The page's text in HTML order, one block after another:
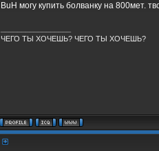
BuH могу купить болванку на 800мет.
ЧЕГО ТЫ ХОЧЕШЬ? ЧЕГО ТЫ ХОЧЕШЬ?